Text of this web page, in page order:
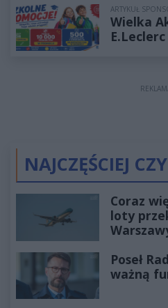
ARTYKUŁ
Wielka
NAJCZĘŚCIEJ
Coraz
loty
Poseł
ważną